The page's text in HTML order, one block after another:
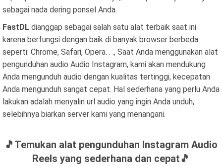
sebagai nada dering ponsel Anda.
FastDL dianggap sebagai salah satu alat terbaik saat ini
karena berfungsi dengan baik di banyak browser berbeda
seperti: Chrome, Safari, Opera. . ., Saat Anda menggunakan alat
pengunduhan audio Audio Instagram, kami akan mendukung
Anda mengunduh audio dengan kualitas tertinggi, kecepatan
Anda mengunduh sangat cepat. Hal sederhana yang perlu Anda
lakukan adalah menyalin url audio yang ingin Anda unduh,
selebihnya biarkan server kami yang menangani.
️🎵Temukan alat pengunduhan Instagram Audio
Reels yang sederhana dan cepat️🎵